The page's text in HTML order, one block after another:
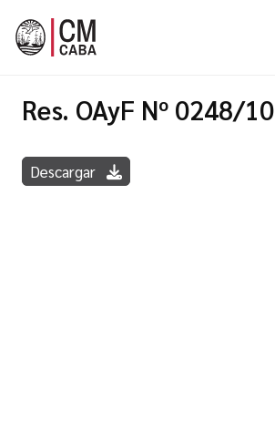
Res. OAyF Nº 0248/10
Descargar